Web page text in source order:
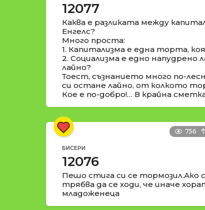
12077
Каква е разликата между
Енгелс?
Много проста:
1. Капитализма е една торта,
2. Социализма е едно напудрено
лайно?
Тоест, съзнанието много по-
си остане лайно, от колкото
Кое е по-добро!… В крайна
756
БИСЕРИ
12076
Пешо стига си се тормозил.Ако
трябва да се ходи, че иначе
младоженеца